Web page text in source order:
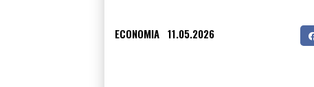
ECONOMIA 11.05.2026